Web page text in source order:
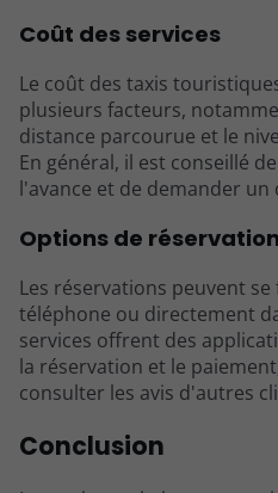
Coût des services
Le coût des taxis
plusieurs facteurs,
distance parcourue et le
En général, il est conseillé
l'avance et de demander un
Options de réservation
Les réservations peuvent
téléphone ou directement
services offrent des
la réservation et le
consulter les avis d'autres
Conclusion